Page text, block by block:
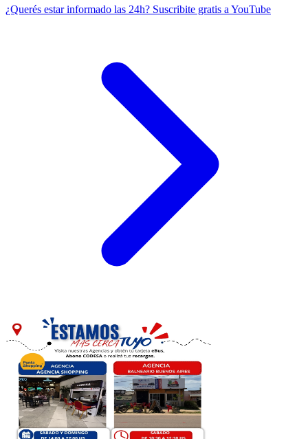
¿Querés estar informado las 24h? Suscribite gratis a YouTube